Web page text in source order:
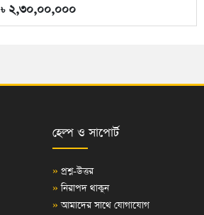
৳২,৩০,০০,০০০
হেল্প ও সাপোর্ট
» প্রশ্ন-উত্তর
» নিরাপদ থাকুন
» আমাদের সাথে যোগাযোগ